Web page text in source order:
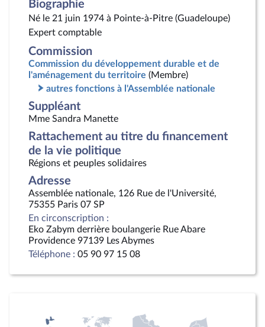
Biographie
Né le 21 juin 1974 à Pointe-à-Pitre (Guadeloupe)
Expert comptable
Commission
Commission du développement durable et de
l'aménagement du territoire (Membre)
autres fonctions à l'Assemblée nationale
Suppléant
Mme Sandra Manette
Rattachement au titre du financement
de la vie politique
Régions et peuples solidaires
Adresse
Assemblée nationale, 126 Rue de l'Université,
75355 Paris 07 SP
En circonscription :
Eko Zabym derrière boulangerie Rue Abare
Providence 97139 Les Abymes
Téléphone : 05 90 97 15 08